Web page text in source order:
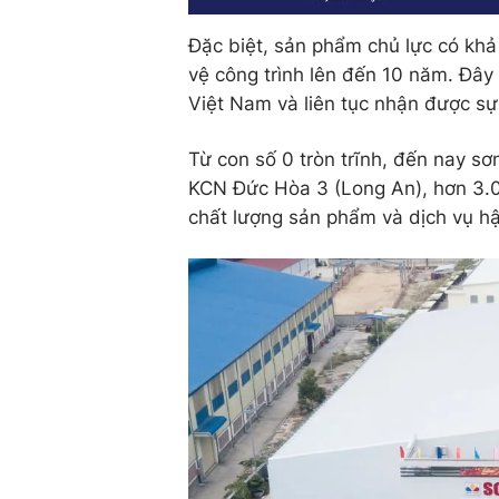
Đặc biệt, sản phẩm chủ lực có
vệ công trình lên đến 10 năm.
Việt Nam và liên tục nhận được
Từ con số 0 tròn trĩnh, đến nay
KCN Đức Hòa 3 (Long An), hơn
chất lượng sản phẩm và dịch vụ